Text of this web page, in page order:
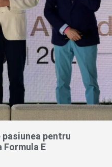
pasiunea pentru
E